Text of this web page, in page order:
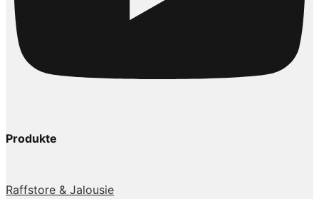
Produkte
Raffstore & Jalousie